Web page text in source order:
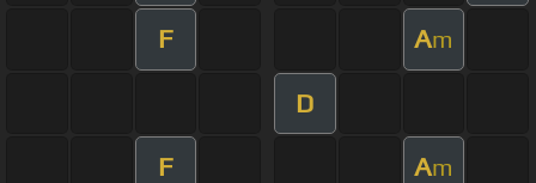
F Am
D
F Am